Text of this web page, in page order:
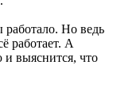
Но ведь
работает. А
выяснится, что